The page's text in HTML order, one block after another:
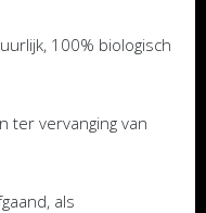
100% biologisch
ter vervanging van
als